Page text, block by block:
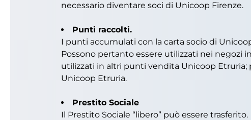
necessario diventare soci di Unicoop Firenze.
Punti raccolti.
I punti accumulati con la carta socio di
Possono pertanto essere utilizzati nei negozi
utilizzati in altri punti vendita Unicoop
Unicoop Etruria.
Prestito Sociale
Il Prestito Sociale “libero” può essere trasferito.